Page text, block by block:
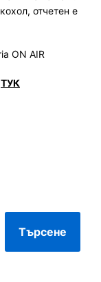
отчетен е
ON AIR
ТУК
Търсене